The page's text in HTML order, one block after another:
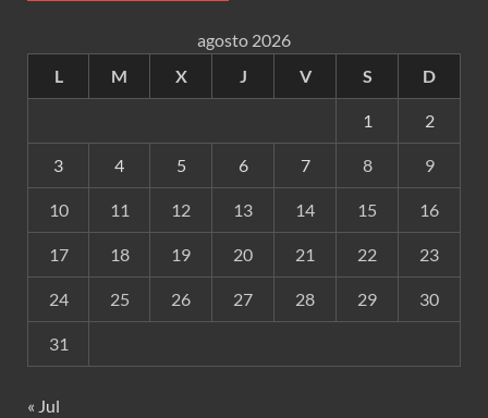
agosto 2026
L
M X J V S D
1 2
3 4 5 6 7 8 9
10 11 12 13 14 15 16
17 18 19 20 21 22 23
24 25 26 27 28 29 30
31
« Jul